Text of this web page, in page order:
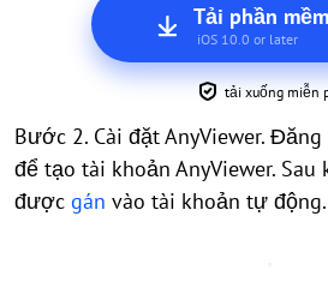
Tải phần
iOS 10.0 or later
tải xuống miễn
Bước 2. Cài đặt AnyViewer.
để tạo tài khoản AnyViewer. Sau
được gán vào tài khoản tự động.